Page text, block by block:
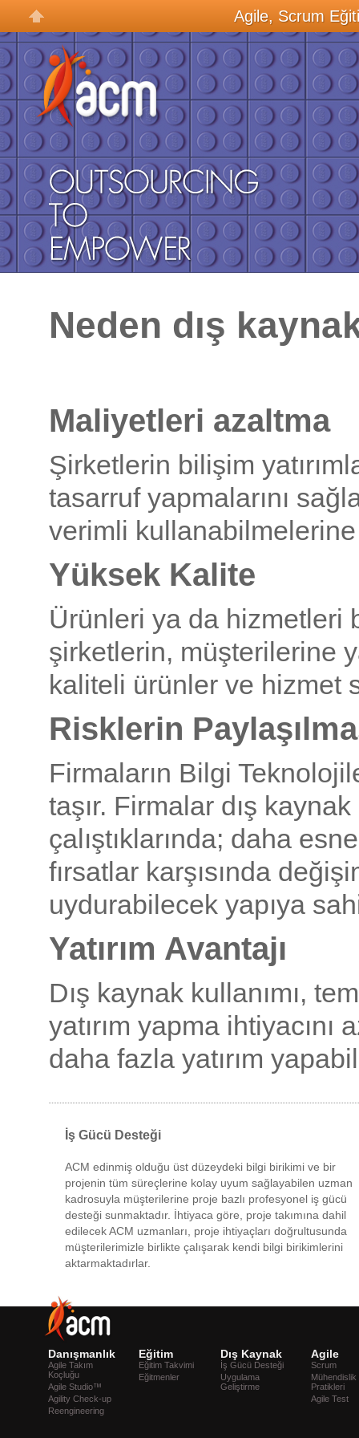
Neden dış
Maliyetleri azaltma
Şirketlerin bilişim
tasarruf yapmalarını
verimli
Yüksek Kalite
Ürünleri ya da hizmetleri
şirketlerin, müşterilerine
kaliteli ürünler ve hizmet
Risklerin
Firmaların Bilgi
taşır. Firmalar dış
çalıştıklarında; daha
fırsatlar karşısında
uydurabilecek yapıya
Yatırım Avantajı
Dış kaynak kullanımı,
yatırım yapma
daha fazla yatırım
İş Gücü Desteği
ACM edinmiş olduğu üst düzeydeki bilgi birikimi ve bir
projenin tüm süreçlerine kolay uyum sağlayabilen uzman
kadrosuyla müşterilerine proje bazlı profesyonel iş gücü
desteği sunmaktadır. İhtiyaca göre, proje takımına dahil
edilecek ACM uzmanları, proje ihtiyaçları doğrultusunda
müşterilerimizle birlikte çalışarak kendi bilgi birikimlerini
aktarmaktadırlar.
Danışmanlık
Agile Takım
Koçluğu
Agile Studio™
Agility Check-up
Reengineering
Eğitim
Eğitim Takvimi
Eğitmenler
Dış Kaynak
İş Gücü Desteği
Uygulama
Geliştirme
Agile
Scrum
Mühendislik
Pratikleri
Agile Test
Agile, Scrum